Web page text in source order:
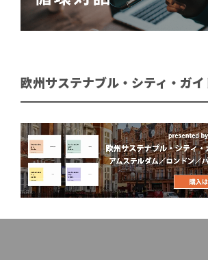
欧州サステナブル・シティ・ガイ